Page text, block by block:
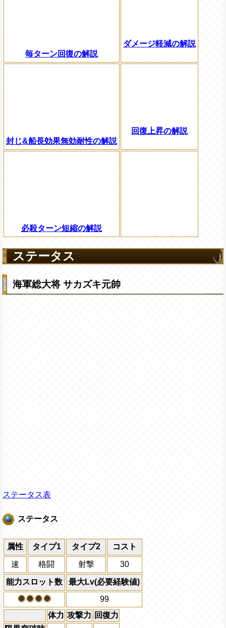
毎ターン回復の解説
ダメージ軽減の解説
封じ&船長効果無効耐性の解説
回復上昇の解説
必殺ターン短縮の解説
ステータス
海軍総大将 サカズキ元帥
ステータス表
ステータス
属性 タイプ1 タイプ2 コスト
速 格闘 射撃 30
能力スロット数
最大Lv(必要経験値)
99
体力 攻撃力 回復力